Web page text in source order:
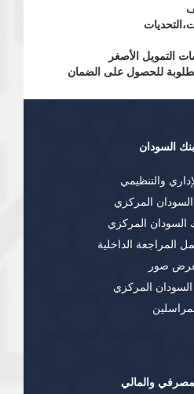
التمويل الأصغر
للحصول على الضمان
السودان
والتنظيمي
المركزي
السودان المركزي
المراجعة الداخلية
صور
السودان المركزي
والمالي